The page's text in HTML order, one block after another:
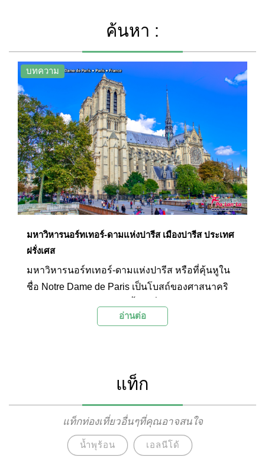
ค้นหา :
บทความ
มหาวิหารนอร์ทเทอร์-ดามแห่งปารีส เมืองปารีส ประเทศ
ฝรั่งเศส
มหาวิหารนอร์ทเทอร์-ดามแห่งปารีส หรือที่คุ้นหูใน
ชื่อ Notre Dame de Paris เป็นโบสถ์ของศาสนาคริ
อิล-เดอ-ฟรองซ์ ประเทศฝรั่งเศษมหาวิหารนอร์ทเท
เป็นศูนย์รวมความศรัทธาต่อศาสนาคริสตร์ที่สำคัญ
อย่างยิ่งของเมืองปารีสมานับตั้งแต่อดีตจนถึงปัจจุบัน
นอกจากความหมายในเชิงศิลปะและความศรัทธา
แล้ว มหาวิหารนอร์ทเทอร์-ดามแห่งปารีส ยังมี
บทบาทต่อวรรณกรรม อย่างการเป็นฉากหลังและ
อ่านต่อ
แท็ก
แท็กท่องเที่ยวอื่นๆที่คุณอาจสนใจ
น้ำพุร้อน เอลนีโด้